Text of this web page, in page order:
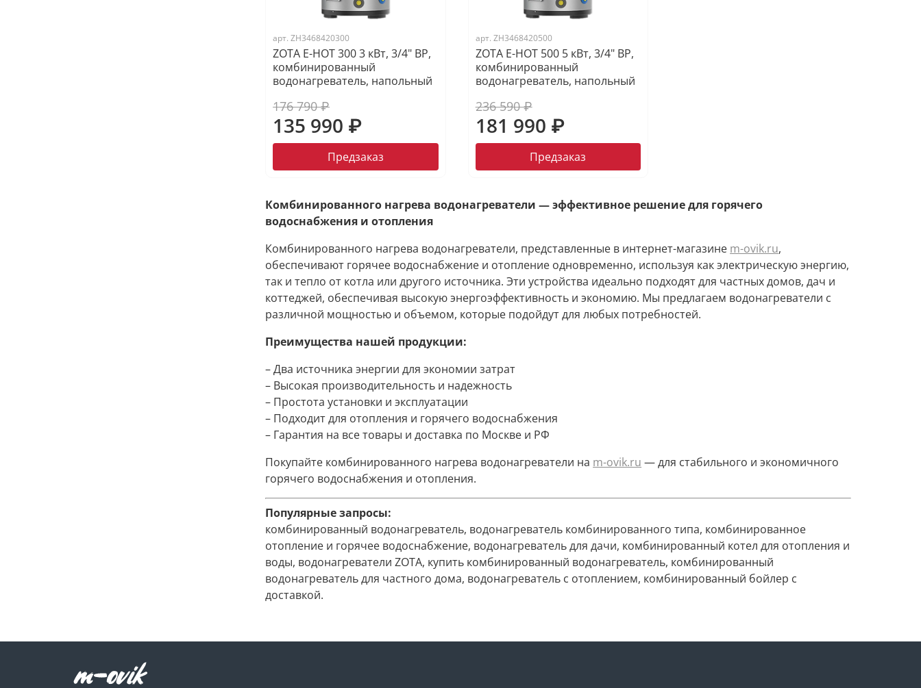
арт.ZH3468420300
ZOTA E-HOT 300 3 кВт, 3/4" ВР,
комбинированный
водонагреватель, напольный
176 790 ₽
135 990 ₽
Предзаказ
арт. ZH3468420500
ZOTA E-HOT 500 5 кВт, 3/4" ВР,
комбинированный
водонагреватель, напольный
236 590 ₽
181 990 ₽
Предзаказ
Комбинированного нагрева водонагреватели — эффективное решение для горячего
водоснабжения и отопления
Комбинированного нагрева водонагреватели, представленные в интернет-магазине m-ovik.ru,
обеспечивают горячее водоснабжение и отопление одновременно, используя как электрическую энергию,
так и тепло от котла или другого источника. Эти устройства идеально подходят для частных домов, дач и
коттеджей, обеспечивая высокую энергоэффективность и экономию. Мы предлагаем водонагреватели с
различной мощностью и объемом, которые подойдут для любых потребностей.
Преимущества нашей продукции:
– Два источника энергии для экономии затрат
– Высокая производительность и надежность
– Простота установки и эксплуатации
– Подходит для отопления и горячего водоснабжения
– Гарантия на все товары и доставка по Москве и РФ
Покупайте комбинированного нагрева водонагреватели на m-ovik.ru — для стабильного и экономичного
горячего водоснабжения и отопления.
Популярные запросы:
комбинированный водонагреватель, водонагреватель комбинированного типа, комбинированное
отопление и горячее водоснабжение, водонагреватель для дачи, комбинированный котел для отопления и
воды, водонагреватели ZOTA, купить комбинированный водонагреватель, комбинированный
водонагреватель для частного дома, водонагреватель с отоплением, комбинированный бойлер с
доставкой.